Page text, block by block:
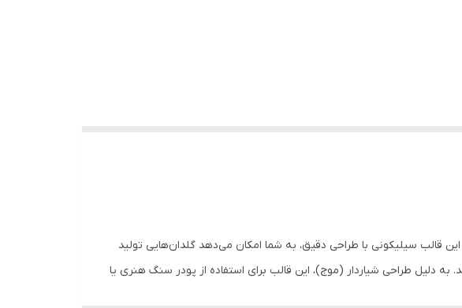
سیلیکونی با طراحی دقیق، به شما امکان می‌دهد گلدان‌هایی تولید
به دلیل طراحی شیاردار (موج)، این قالب برای استفاده از پودر سنگ هنری یا